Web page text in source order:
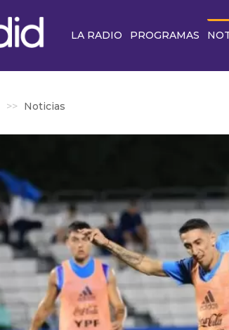
LA RADIO PROGRAMAS
Noticias